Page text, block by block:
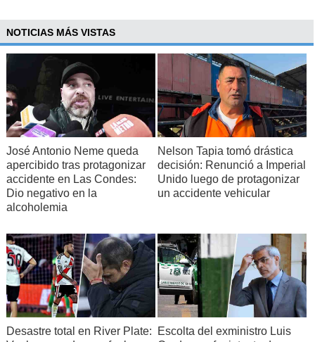
NOTICIAS MÁS VISTAS
José Antonio Neme queda
apercibido tras protagonizar
accidente en Las Condes:
Dio negativo en la
alcoholemia
Nelson Tapia tomó drástica
decisión: Renunció a Imperial
Unido luego de protagonizar
un accidente vehicular
Desastre total en River Plate:
Escolta del exministro Luis